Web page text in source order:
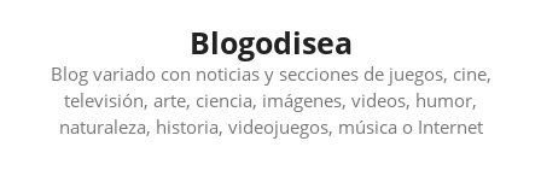
contenido
Blogodisea
Blog variado con noticias y secciones de juegos, cine,
televisión, arte, ciencia, imágenes, videos, humor,
naturaleza, historia, videojuegos, música o Internet